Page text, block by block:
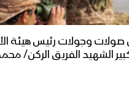
وجولات رئيس هيئة
الشهيد الفريق الركن/